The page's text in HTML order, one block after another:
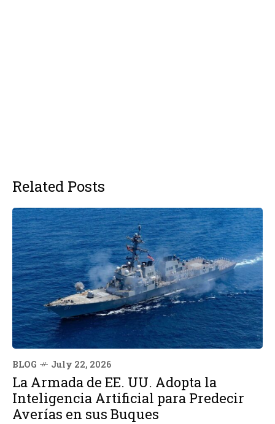
Related Posts
BLOG July 22, 2026
La Armada de EE. UU. Adopta la
Inteligencia Artificial para Predecir
Averías en sus Buques